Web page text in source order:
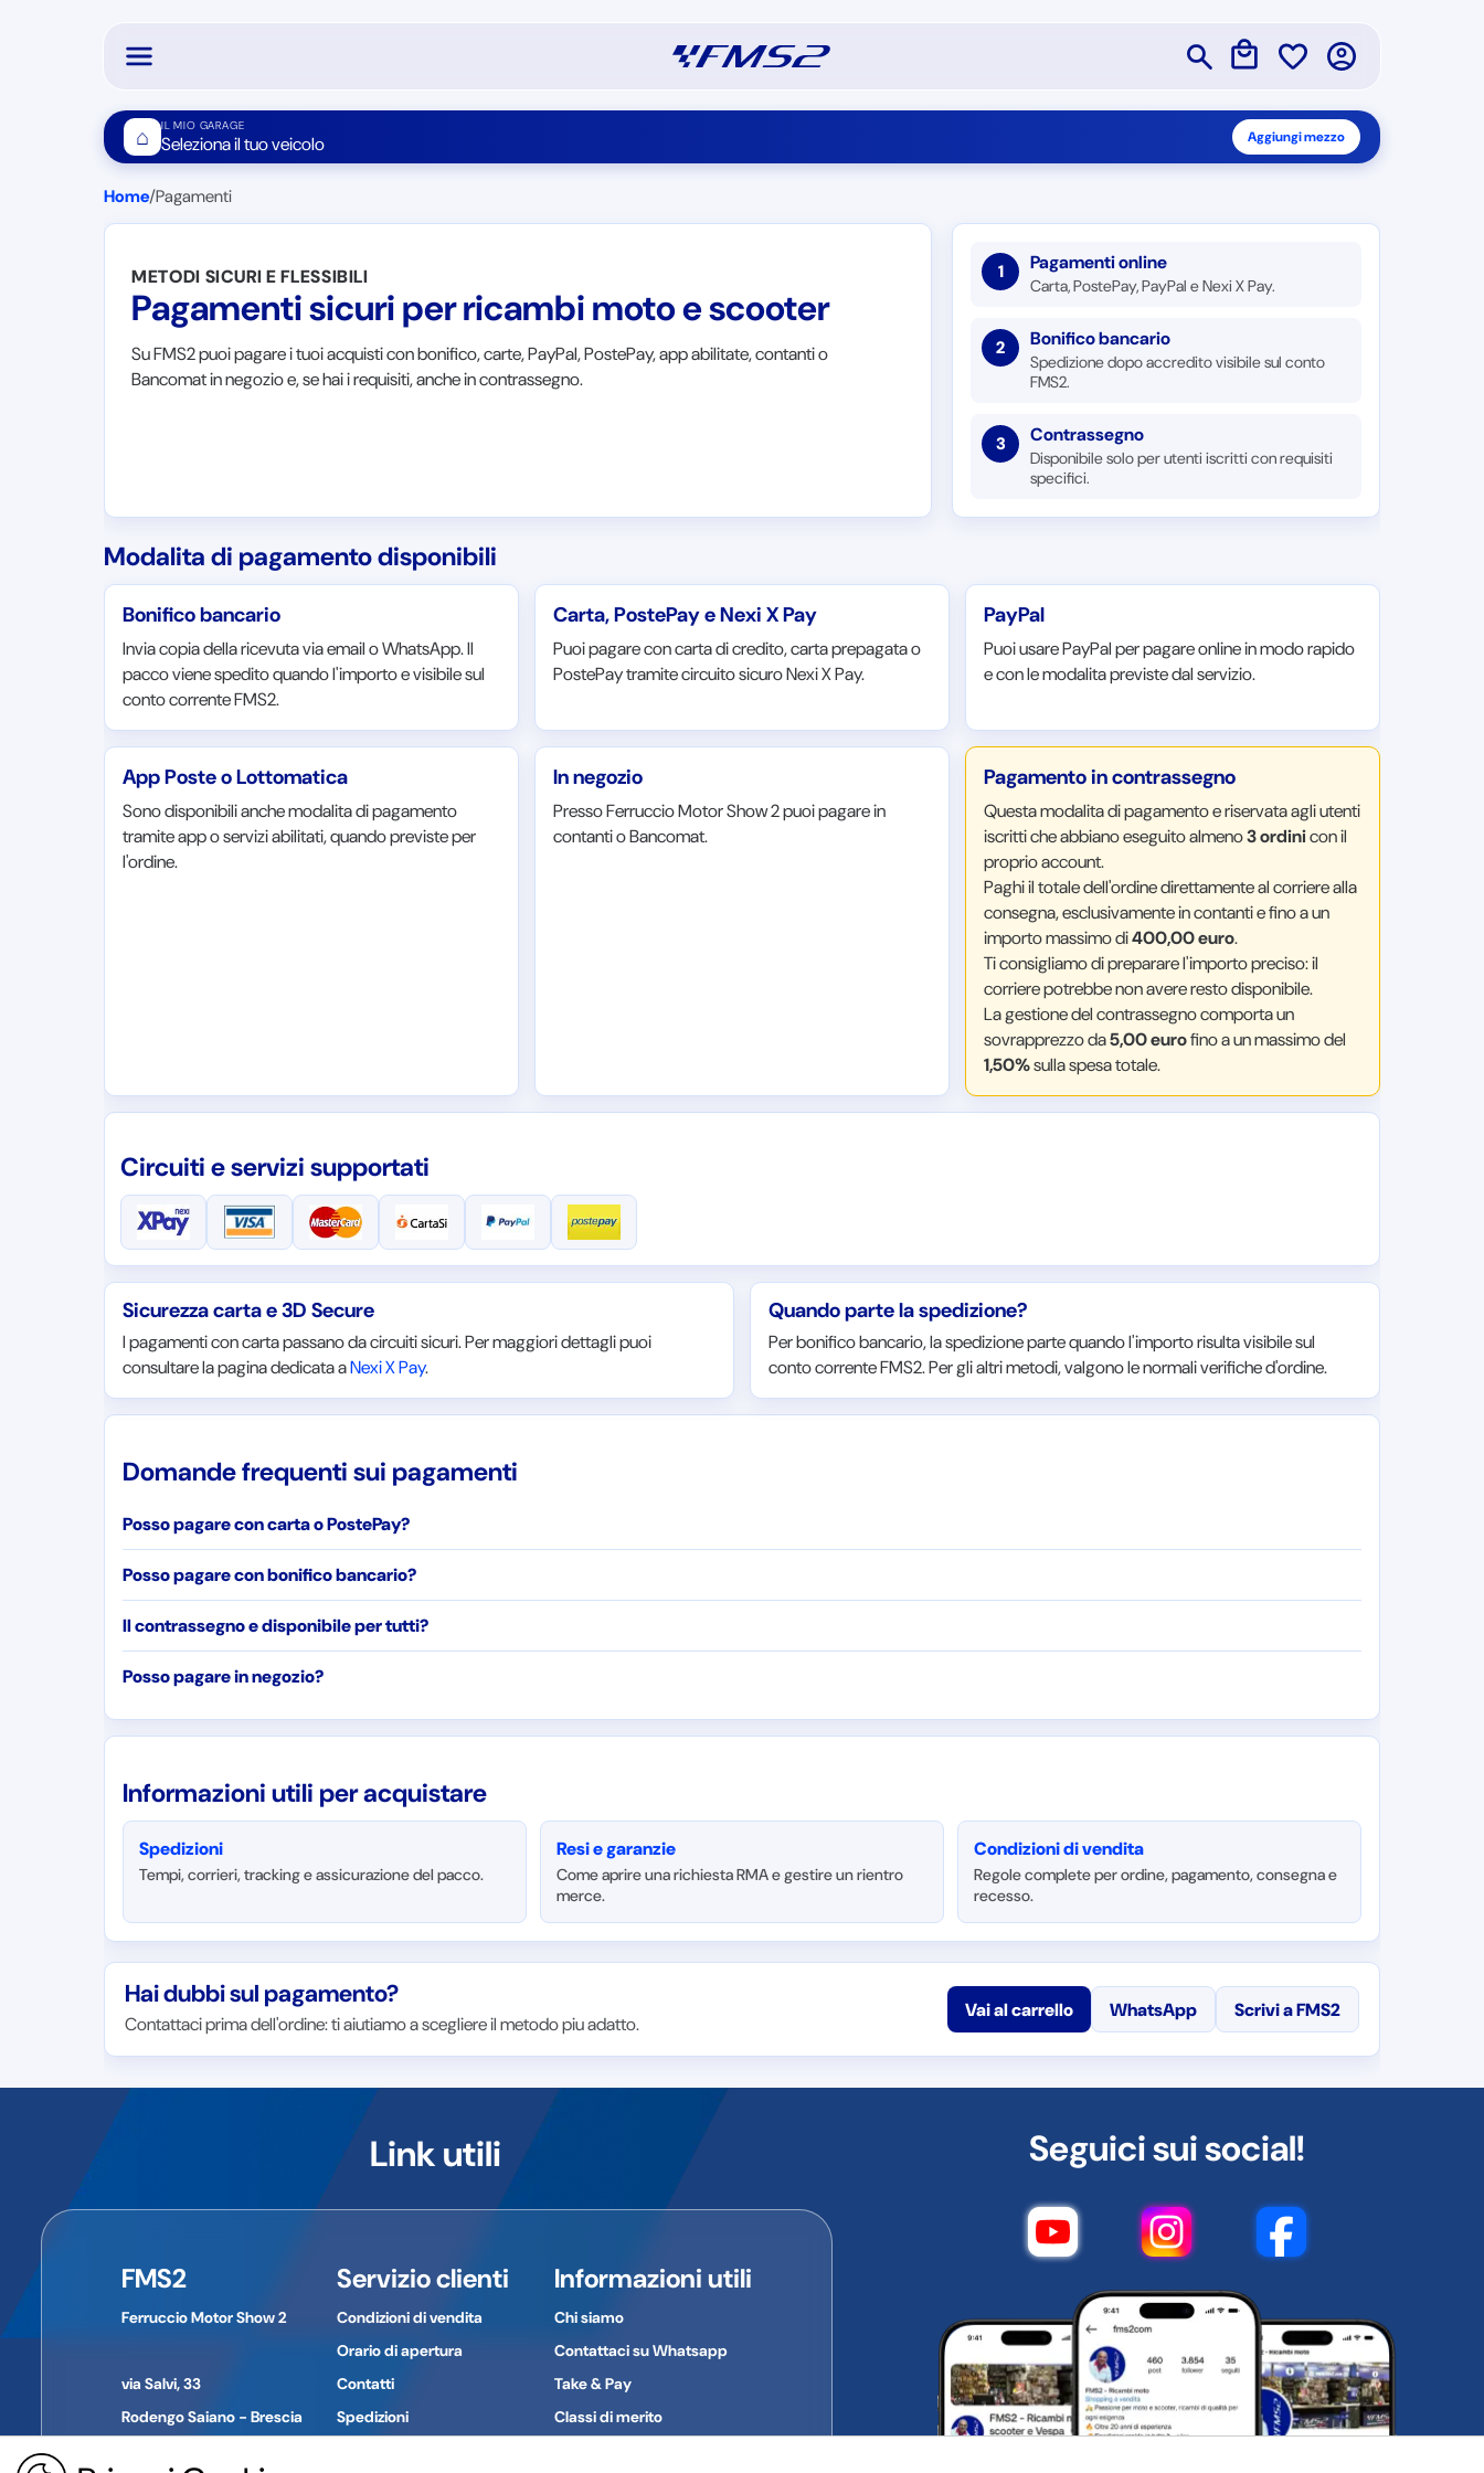
⌂ IL MIO GARAGE
Seleziona il tuo veicolo Aggiungi mezzo
Home/Pagamenti
METODI SICURI E FLESSIBILI
Pagamenti sicuri per ricambi moto e scooter
Su FMS2 puoi pagare i tuoi acquisti con bonifico, carte, PayPal, PostePay, app abilitate, contanti o
Bancomat in negozio e, se hai i requisiti, anche in contrassegno.
1 Pagamenti online
Carta, PostePay, PayPal e Nexi X Pay.
2 Bonifico bancario
Spedizione dopo accredito visibile sul conto
FMS2.
3 Contrassegno
Disponibile solo per utenti iscritti con requisiti
specifici.
Modalita di pagamento disponibili
Bonifico bancario
Invia copia della ricevuta via email o WhatsApp. Il
pacco viene spedito quando l'importo e visibile sul
conto corrente FMS2.
Carta, PostePay e Nexi X Pay
Puoi pagare con carta di credito, carta prepagata o
PostePay tramite circuito sicuro Nexi X Pay.
PayPal
Puoi usare PayPal per pagare online in modo rapido
e con le modalita previste dal servizio.
App Poste o Lottomatica
Sono disponibili anche modalita di pagamento
tramite app o servizi abilitati, quando previste per
l'ordine.
In negozio
Presso Ferruccio Motor Show 2 puoi pagare in
contanti o Bancomat.
Pagamento in contrassegno
Questa modalita di pagamento e riservata agli utenti
iscritti che abbiano eseguito almeno3 ordinicon il
proprio account.
Paghi il totale dell'ordine direttamente al corriere alla
consegna, esclusivamente in contanti e fino a un
importo massimo di400,00 euro.
Ti consigliamo di preparare l'importo preciso: il
corriere potrebbe non avere resto disponibile.
La gestione del contrassegno comporta un
sovrapprezzo da5,00 eurofino a un massimo del
1,50%sulla spesa totale.
Circuiti e servizi supportati
Sicurezza carta e 3D Secure
I pagamenti con carta passano da circuiti sicuri. Per maggiori dettagli puoi
consultare la pagina dedicata aNexi X Pay.
Quando parte la spedizione?
Per bonifico bancario, la spedizione parte quando l'importo risulta visibile sul
conto corrente FMS2. Per gli altri metodi, valgono le normali verifiche d'ordine.
Domande frequenti sui pagamenti
Posso pagare con carta o PostePay?
Posso pagare con bonifico bancario?
Il contrassegno e disponibile per tutti?
Posso pagare in negozio?
Informazioni utili per acquistare
Spedizioni
Tempi, corrieri, tracking e assicurazione del pacco.
Resi e garanzie
Come aprire una richiesta RMA e gestire un rientro
merce.
Condizioni di vendita
Regole complete per ordine, pagamento, consegna e
recesso.
Hai dubbi sul pagamento?
Contattaci prima dell'ordine: ti aiutiamo a scegliere il metodo piu adatto.
Vai al carrello WhatsApp Scrivi a FMS2
Link utili
FMS2
Ferruccio Motor Show 2
via Salvi, 33
Rodengo Saiano - Brescia
Servizio clienti
Condizioni di vendita
Orario di apertura
Contatti
Spedizioni
Informazioni utili
Chi siamo
Contattaci su Whatsapp
Take & Pay
Classi di merito
Seguici sui social!